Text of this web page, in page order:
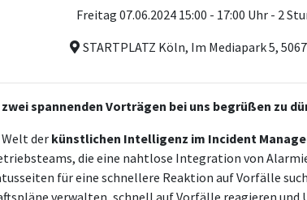
Freitag 07.06.2024 15:00 - 17:00 Uhr - 2
STARTPLATZ Köln, Im Mediapark 5,
spannenden Vorträgen bei uns begrüßen zu
der künstlichen Intelligenz im Incident
die eine nahtlose Integration von
für eine schnellere Reaktion auf Vorfälle
verwalten, schnell auf Vorfälle reagieren und